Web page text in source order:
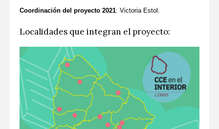
Letras
Medio Ambiente
Música
Sin categoría
Coordinación del proyecto 2021: Victoria Estol.
Localidades que integran el proyecto: